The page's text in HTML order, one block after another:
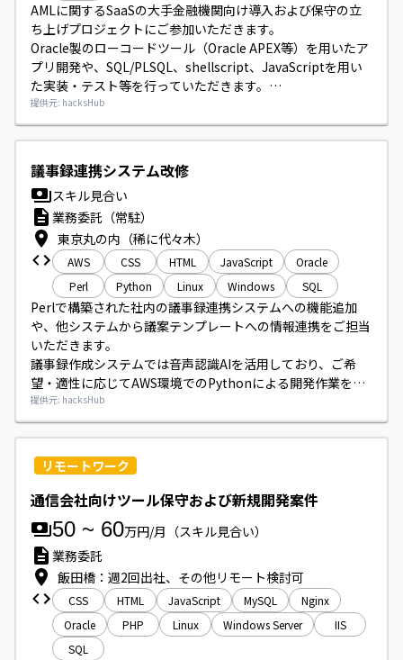
AMLに関するSaaSの大手金融機関向け導入および保守の立
ち上げプロジェクトにご参加いただきます。
Oracle製のローコードツール（Oracle APEX等）を用いたア
プリ開発や、SQL/PLSQL、shellscript、JavaScriptを用い
た実装・テスト等を行っていただきます。
Slack等のチャットツールを利用してチームとコミュニケー
ションを取っていただきます。
勤務はリモート併用で、週3回程度オフィス出社（田町また
は大崎）が発生します。
開始時期は5月または6月を想定しております。
提供元: hacksHub
議事録連携システム改修
スキル見合い
業務委託（常駐）
東京丸の内（稀に代々木）
AWS CSS HTML JavaScript
Oracle
Perl
Python Linux Windows SQL
Perlで構築された社内の議事録連携システムへの機能追加
や、他システムから議案テンプレートへの情報連携をご担当
いただきます。
議事録作成システムでは音声認識AIを活用しており、ご希
望・適性に応じてAWS環境でのPythonによる開発作業をお
願いする可能性がございます。
開発環境はRed Hat Enterprise Linux 8、Oracle 19c、開発
用PCはWindows11です。
提供元: hacksHub
リモートワーク
通信会社向けツール保守および新規開発案件
50 ~ 60万円/月 （スキル見合い）
業務委託
飯田橋：週2回出社、その他リモート検討可
CSS HTML JavaScript MySQL
Nginx
Oracle
PHP Linux Windows Server
IIS
SQL